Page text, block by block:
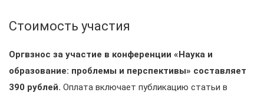
Стоимость участия
Оргвзнос за участие в конференции «Наука и
образование: проблемы и перспективы» составляет
390 рублей. Оплата включает публикацию статьи в